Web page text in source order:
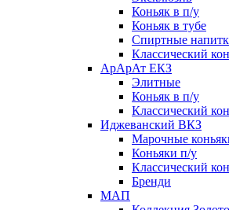
Коньяк в п/у
Коньяк в тубе
Спиртные
Классический
АрАрАт ЕКЗ
Элитные
Коньяк в п/у
Классический
Иджеванский ВКЗ
Марочные
Коньяки п/у
Классический
Бренди
МАП